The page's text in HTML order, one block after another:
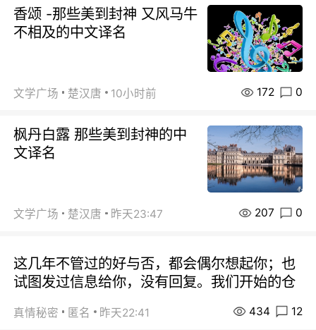
香颂 -那些美到封神 又风马牛
不相及的中文译名
文学广场 楚汉唐 10小时前 172 0
枫丹白露 那些美到封神的中
文译名
文学广场 楚汉唐 昨天23:47 207 0
这几年不管过的好与否，都会偶尔想起你；也
试图发过信息给你，没有回复。我们开始的仓
真情秘密 匿名 昨天22:41 434 12